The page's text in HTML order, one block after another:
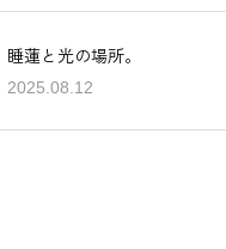
睡蓮と光の場所。
2025.08.12